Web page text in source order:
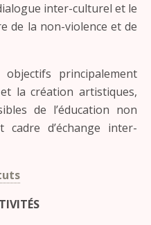
inter-culturel et le
de la non-violence et de
objectifs principalement
la création artistiques,
de l’éducation non
d’échange inter-